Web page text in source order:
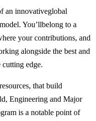
an innovativeglobal
You’llbelong to a
your contributions, and
alongside the best and
cutting edge.
that build
Engineering and Major
is a notable point of